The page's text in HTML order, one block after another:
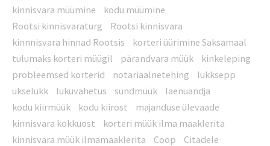
kinnisvara müümine
kodu müümine
Rootsi kinnisvaraturg
Rootsi kinnisvara
kinnnisvara hinnad Rootsis
korteri üürimine Saksamaal
tulumaks korteri müügil
pärandvara müük
kinkeleping
probleemsed korterid
notariaalnetehing
lukksepp
ukselukk
lukuvahetus sundmüük
laenuandja
kodu kiirmüük
kodu kiirost
majanduse ülevaade
kinnisvara kokkuost
korteri müük ilma maaklerita
kinnisvara müük ilmamaaklerita
Coop
Citadele